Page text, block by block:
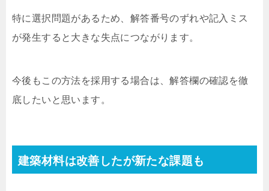
特に選択問題があるため、解答番号のずれや記入ミス
が発生すると大きな失点につながります。
今後もこの方法を採用する場合は、解答欄の確認を徹
底したいと思います。
建築材料は改善したが新たな課題も